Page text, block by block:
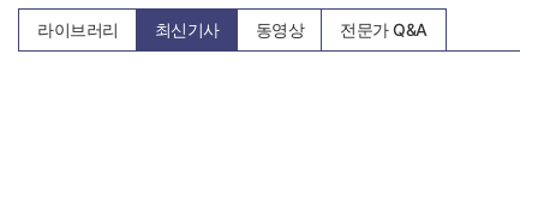
라이브러리 최신기사 동영상 전문가 Q&A